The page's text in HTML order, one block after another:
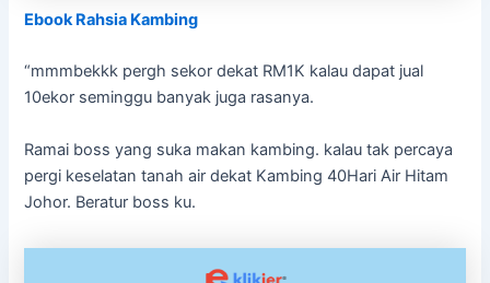
Ebook Rahsia Kambing
“mmmbekkk pergh sekor dekat RM1K kalau dapat jual
10ekor seminggu banyak juga rasanya.
Ramai boss yang suka makan kambing. kalau tak percaya
pergi keselatan tanah air dekat Kambing 40Hari Air Hitam
Johor. Beratur boss ku.